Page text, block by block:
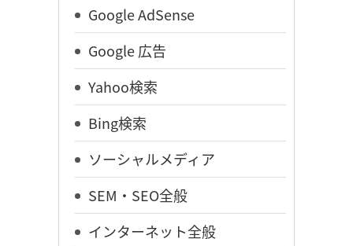
Google AdSense
Google 広告
Yahoo検索
Bing検索
ソーシャルメディア
SEM・SEO全般
インターネット全般